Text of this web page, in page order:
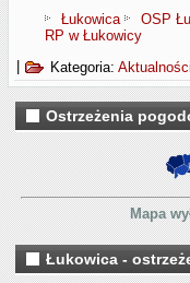
Łukowica OSP
RP w Łukowicy
Kategoria:Aktualności
Ostrzeżenia
Mapa
Łukowica -